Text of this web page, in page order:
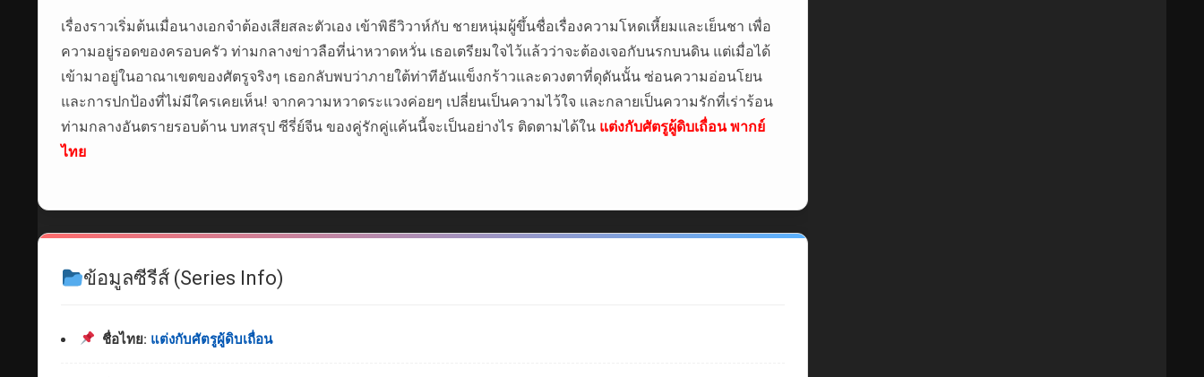
เรื่องราวเริ่มต้นเมื่อนางเอกจำต้องเสียสละตัวเอง เข้าพิธีวิวาห์กับ ชายหนุ่มผู้ขึ้นชื่อเรื่องความโหดเหี้ยมและเย็นชา เพื่อ
ความอยู่รอดของครอบครัว ท่ามกลางข่าวลือที่น่าหวาดหวั่น เธอเตรียมใจไว้แล้วว่าจะต้องเจอกับนรกบนดิน แต่เมื่อได้
เข้ามาอยู่ในอาณาเขตของศัตรูจริงๆ เธอกลับพบว่าภายใต้ท่าทีอันแข็งกร้าวและดวงตาที่ดุดันนั้น ซ่อนความอ่อนโยน
และการปกป้องที่ไม่มีใครเคยเห็น! จากความหวาดระแวงค่อยๆ เปลี่ยนเป็นความไว้ใจ และกลายเป็นความรักที่เร่าร้อน
ท่ามกลางอันตรายรอบด้าน บทสรุป ซีรี่ย์จีน ของคู่รักคู่แค้นนี้จะเป็นอย่างไร ติดตามได้ใน แต่งกับศัตรูผู้ดิบเถื่อน พากย์
ไทย
ข้อมูลซีรีส์ (Series Info)
ชื่อไทย: แต่งกับศัตรูผู้ดิบเถื่อน